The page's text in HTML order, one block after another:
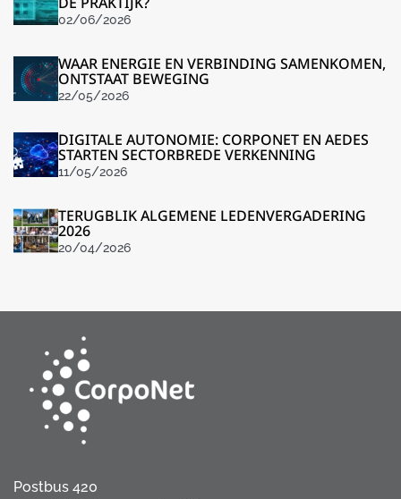
02/06/2026
WAAR ENERGIE EN VERBINDING SAMENKOMEN,
ONTSTAAT BEWEGING
22/05/2026
DIGITALE AUTONOMIE: CORPONET EN AEDES
STARTEN SECTORBREDE VERKENNING
11/05/2026
TERUGBLIK ALGEMENE LEDENVERGADERING
2026
20/04/2026
Postbus 420